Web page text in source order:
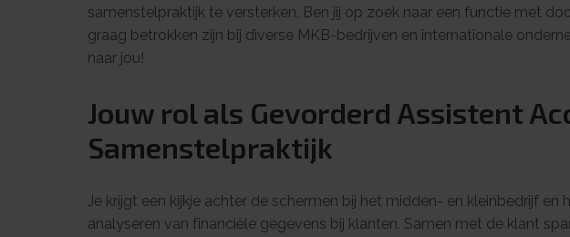
samenstelpraktijk te versterken. Ben jij op zoek naar een functie met
graag betrokken zijn bij diverse MKB-bedrijven en internationale
naar jou!
Jouw rol als Gevorderd Assistent
Samenstelpraktijk
Je krijgt een kijkje achter de schermen bij het midden- en kleinbedrijf en
analyseren van financiële gegevens bij klanten. Samen met de klant